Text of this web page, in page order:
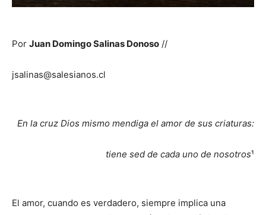
Por Juan Domingo Salinas Donoso //
jsalinas@salesianos.cl
En la cruz Dios mismo mendiga el amor de sus criaturas:
tiene sed de cada uno de nosotros¹
El amor, cuando es verdadero, siempre implica una